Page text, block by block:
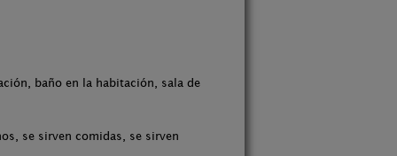
baño en la habitación, sala de
se sirven comidas, se sirven